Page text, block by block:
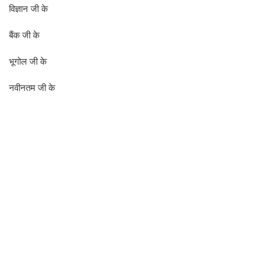
विज्ञान जी के
बैंक जी के
भूगोल जी के
नवीनतम जी के